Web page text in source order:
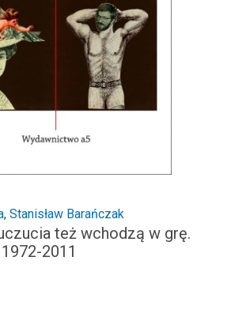
, Stanisław Barańczak
też wchodzą w grę.
2011